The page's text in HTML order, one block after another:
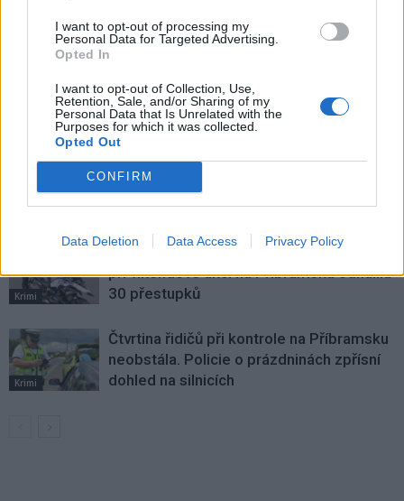
I want to opt-out of processing my
Personal Data for Targeted Advertising.
Opted In
I want to opt-out of Collection, Use,
Retention, Sale, and/or Sharing of my
Personal Data that Is Unrelated with the
Purposes for which it was collected.
Opted Out
CONFIRM
Data Deletion Data Access Privacy Policy
proti „Drkolnovské spojce“
fotografky Terezy Kabůrkové
SOUVISEJÍCÍ ČLÁNKY
VÍCE OD AUTORA
Krimi
Vykradených aut na Příbramsku přibylo.
Policie připomíná: Auto není trezor
Krimi
Každý sedmý řidič měl problém. Policie
při víkendové akci na Příbramsku odhalila
30 přestupků
Krimi
Čtvrtina řidičů při kontrole na Příbramsku
neobstála. Policie o prázdninách zpřísní
dohled na silnicích